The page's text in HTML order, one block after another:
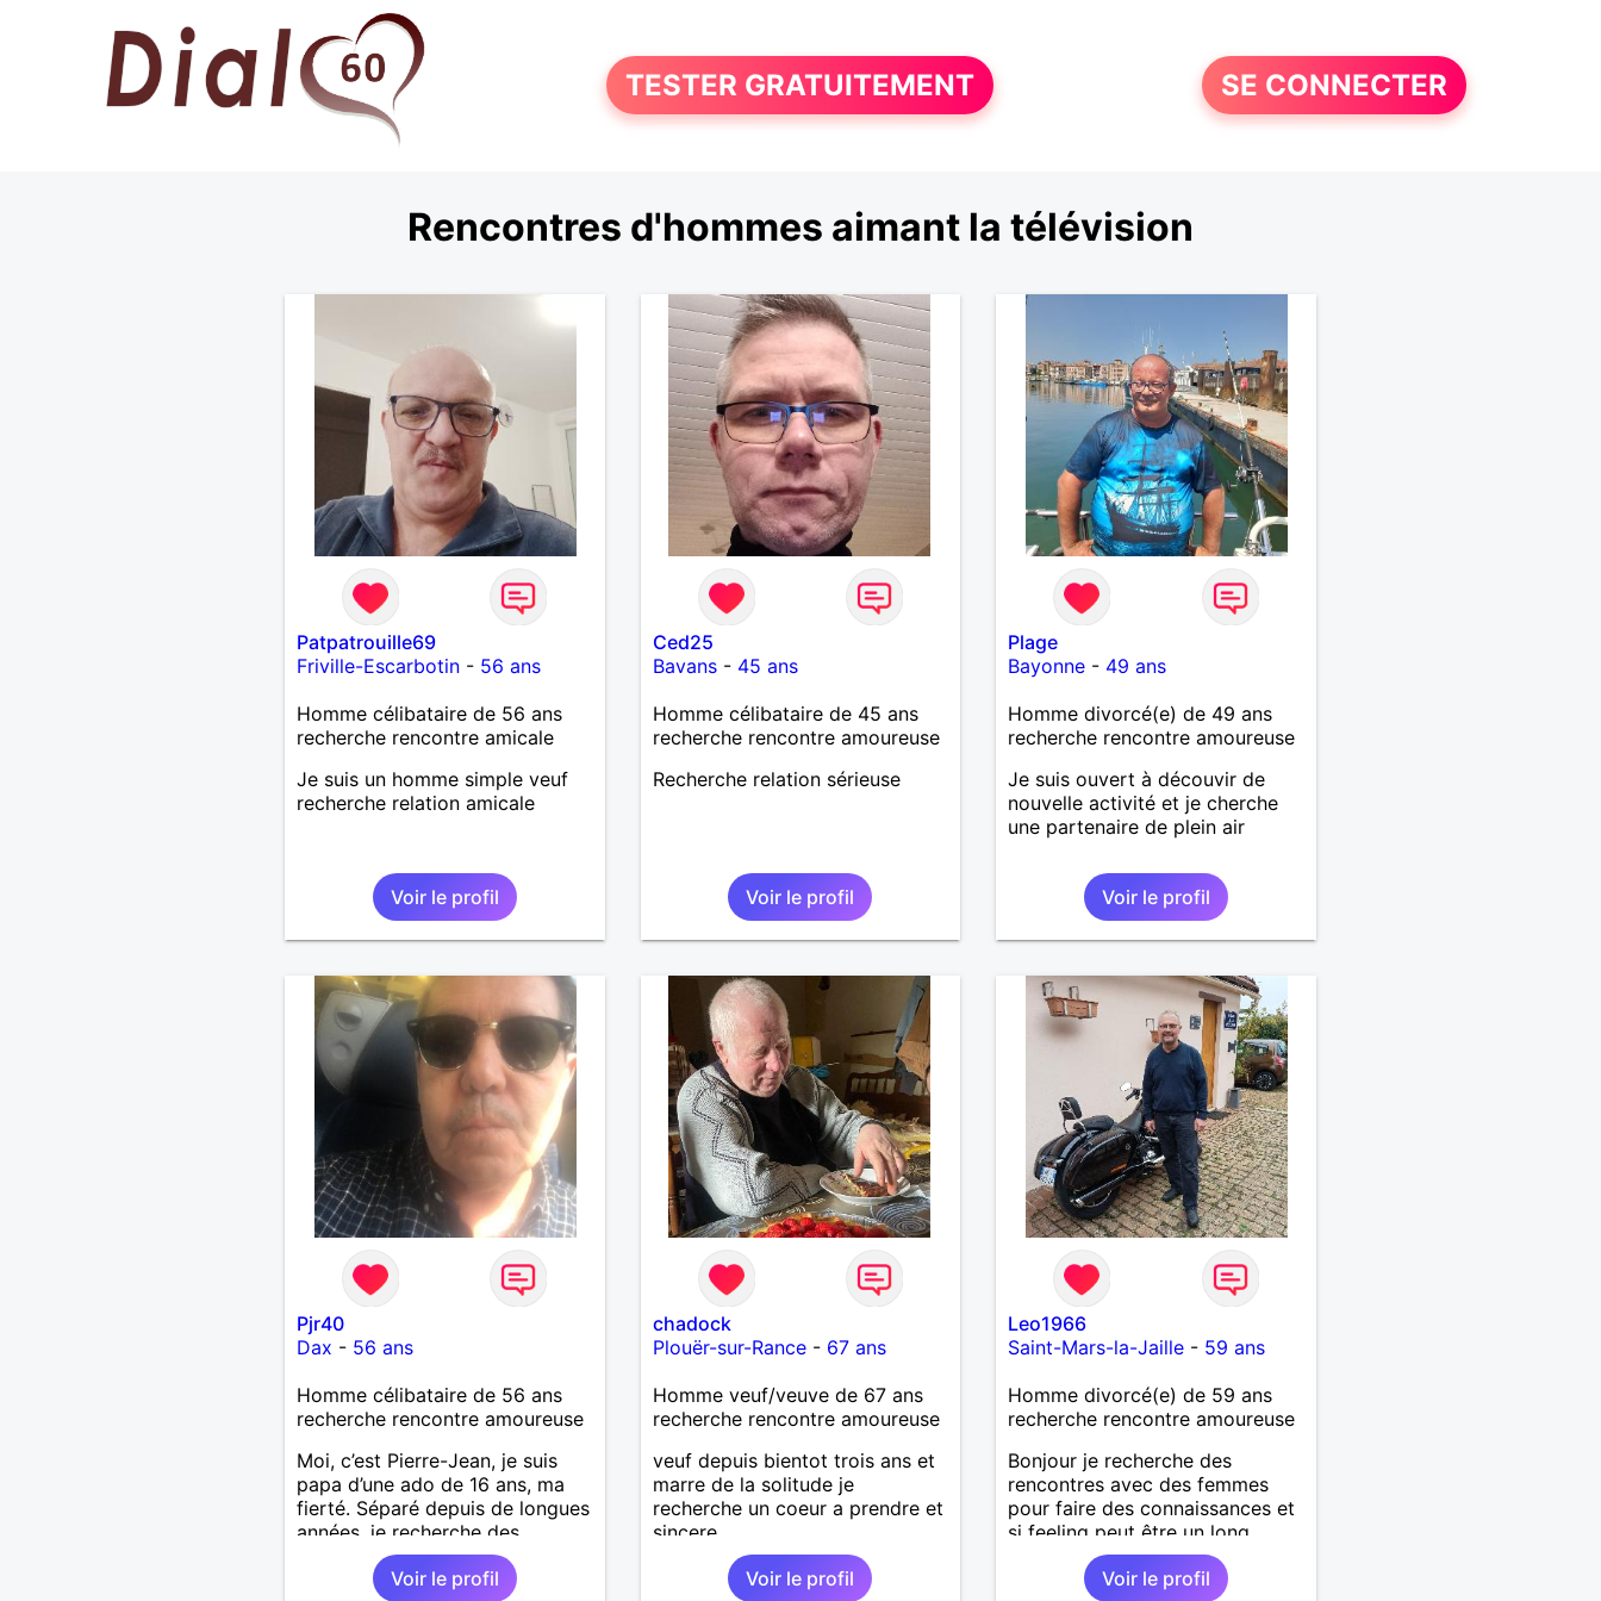
TESTER GRATUITEMENT SE CONNECTER
Rencontres d'hommes aimant la télévision
Patpatrouille69
Friville-Escarbotin- 56 ans
Homme célibataire de 56 ans
recherche rencontre amicale
Je suis un homme simple veuf
recherche relation amicale
Voir le profil
Ced25
Bavans- 45 ans
Homme célibataire de 45 ans
recherche rencontre amoureuse
Recherche relation sérieuse
Voir le profil
Plage
Bayonne - 49 ans
Homme divorcé(e) de 49 ans
recherche rencontre amoureuse
Je suis ouvert à découvir de
nouvelle activité et je cherche
une partenaire de plein air
Voir le profil
Pjr40
Dax - 56 ans
Homme célibataire de 56 ans
recherche rencontre amoureuse
Moi, c’est Pierre-Jean, je suis
papa d’une ado de 16 ans, ma
fierté. Séparé depuis de longues
années, je recherche des
affinités amicales afin de
rompre une solitude parfois
Voir le profil
chadock
Plouër-sur-Rance- 67 ans
Homme veuf/veuve de 67 ans
recherche rencontre amoureuse
veuf depuis bientot trois ans et
marre de la solitude je
recherche un coeur a prendre et
sincere
Voir le profil
Leo1966
Saint-Mars-la-Jaille - 59 ans
Homme divorcé(e) de 59 ans
recherche rencontre amoureuse
Bonjour je recherche des
rencontres avec des femmes
pour faire des connaissances et
si feeling peut être un long
chemin. Je laisse le destin nous
guider. Je suis un homme simple
Voir le profil